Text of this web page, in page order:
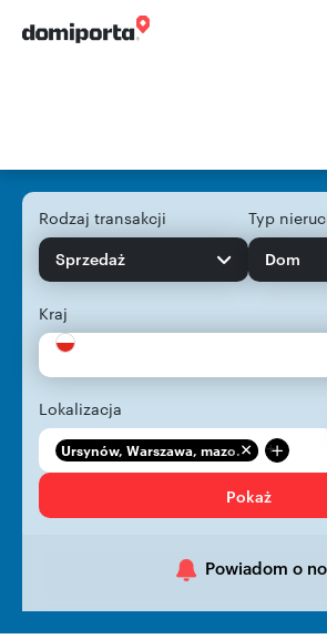
Rodzaj transakcji
Sprzedaż
Typ
Dom
Kraj
Lokalizacja
Ursynów, Warszawa, mazo... +
Pokaż
Powiadom o